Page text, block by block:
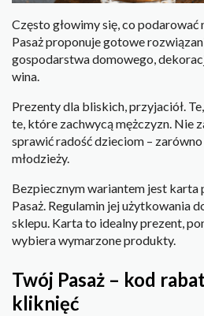
Często głowimy się, co podarować
Pasaż proponuje gotowe
gospodarstwa domowego,
wina.
Prezenty dla bliskich, przyjaciół.
te, które zachwycą mężczyzn. Nie
sprawić radość dzieciom –
młodzieży.
Bezpiecznym wariantem jest karta
Pasaż. Regulamin jej użytkowania
sklepu. Karta to idealny prezent,
wybiera wymarzone produkty.
Twój Pasaż – kod
kliknięć